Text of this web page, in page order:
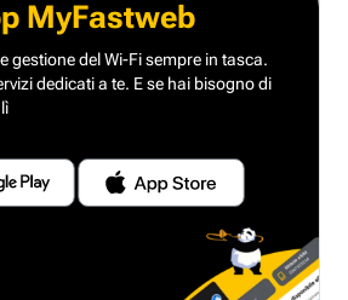
MyFastweb
gestione del Wi-Fi sempre in tasca.
dedicati a te. E se hai bisogno di